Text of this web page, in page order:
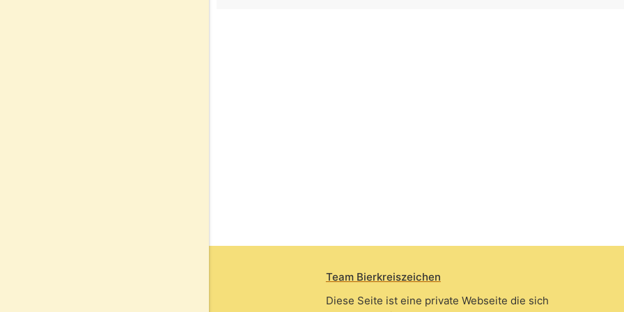
Team Bierkreiszeichen
Diese Seite ist eine private Webseite die sich